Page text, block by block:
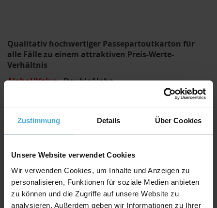
Zustimmung Details Über Cookies
Unsere Website verwendet Cookies
Wir verwenden Cookies, um Inhalte und Anzeigen zu
personalisieren, Funktionen für soziale Medien anbieten
zu können und die Zugriffe auf unsere Website zu
analysieren. Außerdem geben wir Informationen zu Ihrer
Qualitativ hochwertiger Passepartoutkarton für
alle Fälle zu einem attraktiven Preis-Werte-
Verhältnis
AlphaUVplus- DoubleAlpha
Passepartoutkarton mit einer Dicke ab 2,0 mm.
als bei der Standardstärke
1,4 mm. Sehr effektvoll bei Kleinformaten, da die
Aber auch häufiger Einsatz bei größeren Formaten mit
weitem Betrachtungsabstand, da
der schmalere Schrägschnitt von 1,4 mm Karton kaum
wahrgenommen wird.
Umwelt